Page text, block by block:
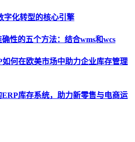
字化转型的核心引擎
性的五个方法：结合wms和wcs
何在欧美市场中助力企业库存管理
库存系统，助力新零售与电商运